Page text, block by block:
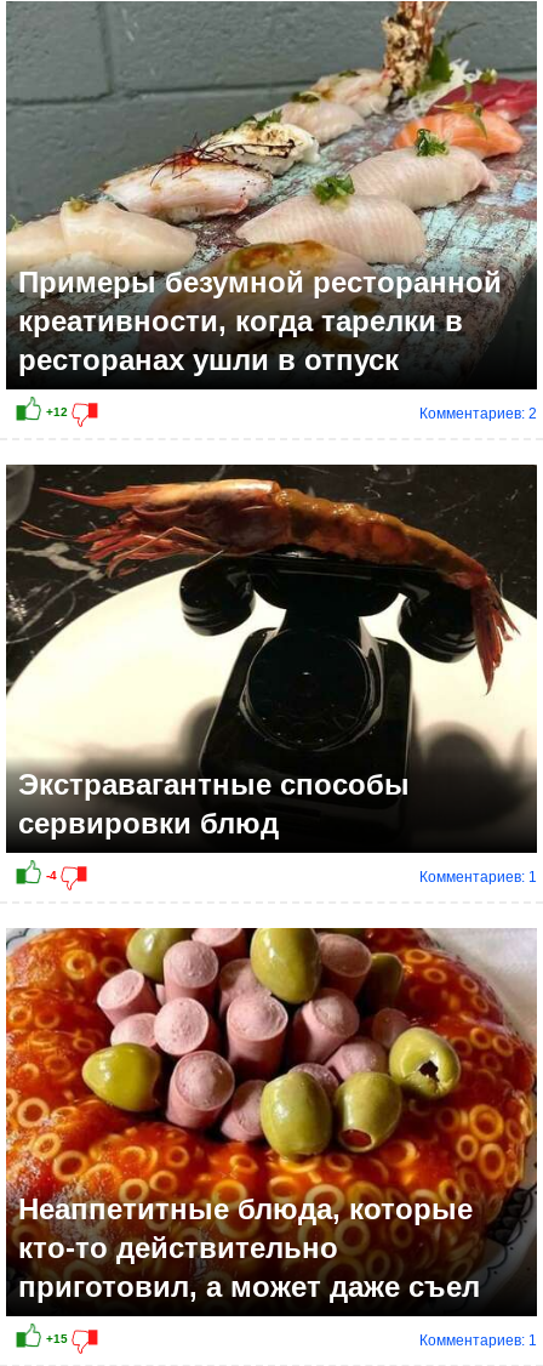
+17
Примеры безумной ресторанной
креативности, когда тарелки в
ресторанах ушли в отпуск
Комментариев: 2
Экстравагантные способы
сервировки блюд
Комментариев: 1
Неаппетитные блюда, которые
кто-то действительно
приготовил, а может даже съел
Комментариев: 1